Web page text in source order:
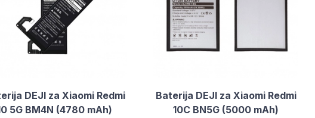
DEJI za Xiaomi Redmi
5G BM4N (4780 mAh)
Baterija DEJI za Xiaomi Redmi
10C BN5G (5000 mAh)